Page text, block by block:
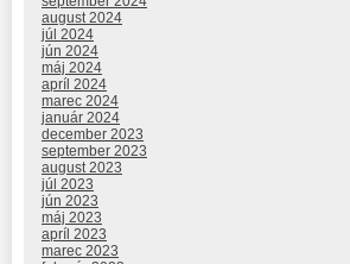
august 2024
júl 2024
jún 2024
máj 2024
apríl 2024
marec 2024
január 2024
december 2023
september 2023
august 2023
júl 2023
jún 2023
máj 2023
apríl 2023
marec 2023